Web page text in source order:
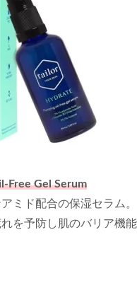
Free Gel Serum
ミド配合の保湿セラム。
を予防し肌のバリア機